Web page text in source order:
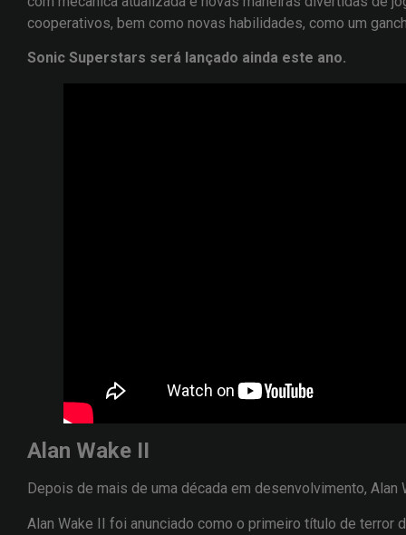
cooperativos, bem como novas habilidades, como um
Sonic Superstars será lançado ainda este ano.
Alan Wake II
Depois de mais de uma década em desenvolvimento, Alan
Alan Wake II foi anunciado como o primeiro título de terror